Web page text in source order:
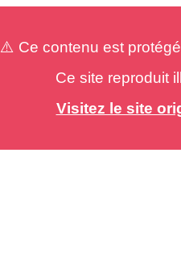
⚠️ Ce contenu est
Ce site reproduit
Visitez le site